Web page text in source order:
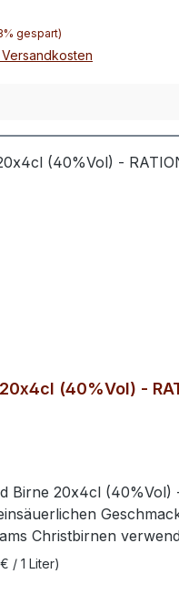
gespart)
(40%Vol) -
Birne 20x4cl (40%Vol)
Christbirnen
Christ-Birne liegt
/ 1 Liter)